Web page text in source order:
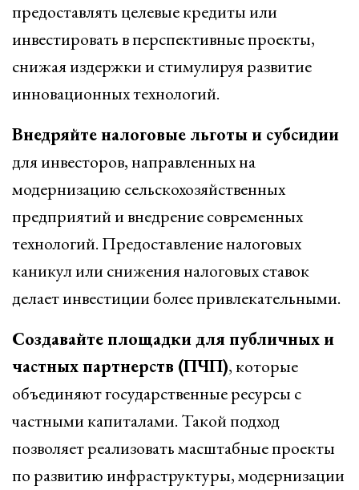
предоставлять целевые кредиты или
инвестировать в перспективные проекты,
снижая издержки и стимулируя развитие
инновационных технологий.
Внедряйте налоговые льготы и субсидии
для инвесторов, направленных на
модернизацию сельскохозяйственных
предприятий и внедрение современных
технологий. Предоставление налоговых
каникул или снижения налоговых ставок
делает инвестиции более привлекательными.
Создавайте площадки для публичных и
частных партнерств (ПЧП), которые
объединяют государственные ресурсы с
частными капиталами. Такой подход
позволяет реализовать масштабные проекты
по развитию инфраструктуры, модернизации